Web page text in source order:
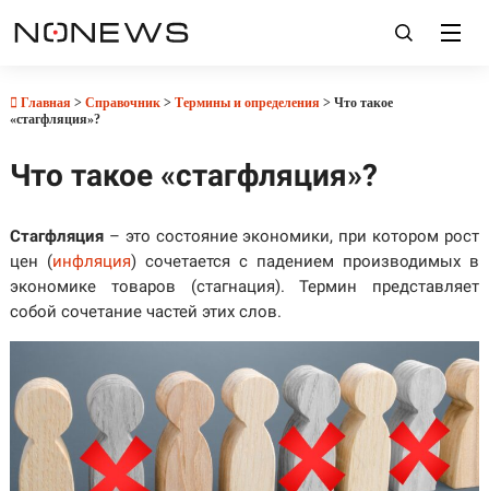
Главная > Справочник> Термины и определения > Что такое
«стагфляция»?
Что такое «стагфляция»?
Стагфляция– это состояние экономики, при котором рост
цен (инфляция) сочетается с падением производимых в
экономике товаров (стагнация). Термин представляет
собой сочетание частей этих слов.